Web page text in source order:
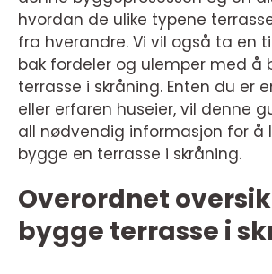
hvordan de ulike typene
fra hverandre. Vi vil også ta en
bak fordeler og ulemper med å
terrasse i skråning. Enten du er
eller erfaren huseier, vil denne
all nødvendig informasjon for å
bygge en terrasse i skråning.
Overordnet
bygge terrasse i